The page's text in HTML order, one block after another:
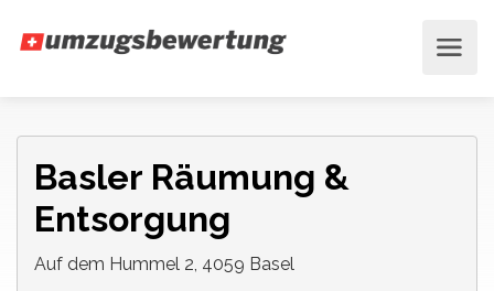
Basler Räumung &
Entsorgung
Auf dem Hummel 2, 4059 Basel